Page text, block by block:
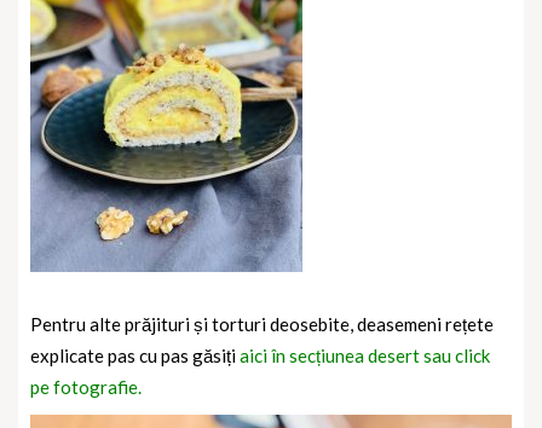
Pentru alte prăjituri și torturi deosebite, deasemeni rețete
explicate pas cu pas găsițiaici în secțiunea desert sau click
pe fotografie.